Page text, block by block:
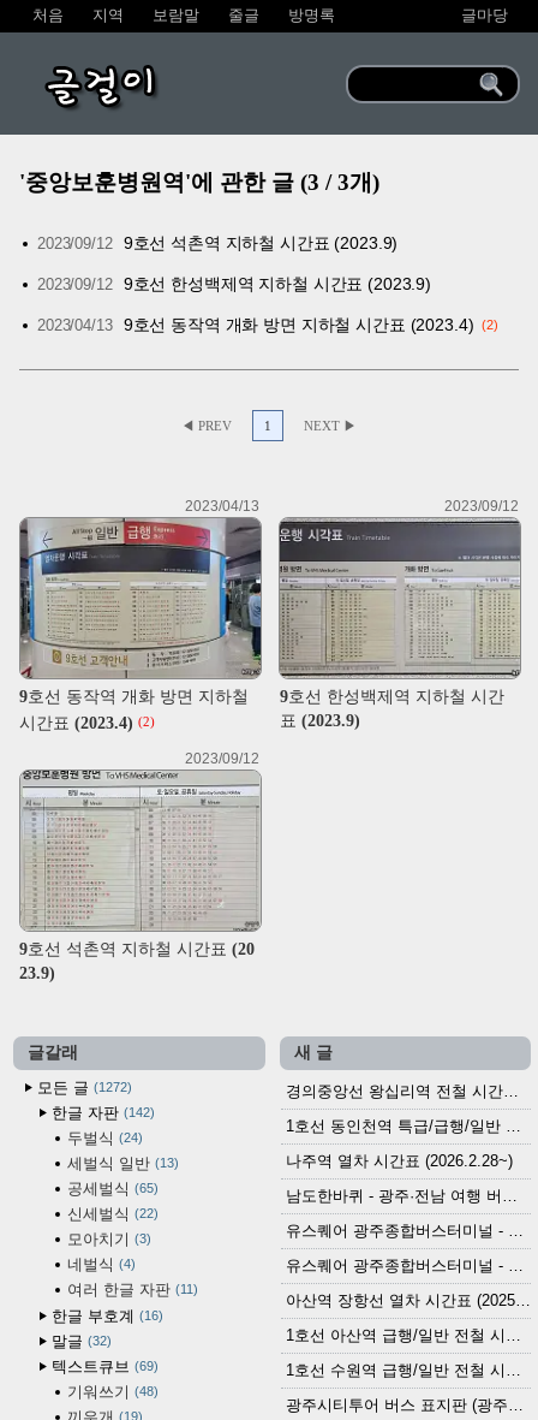
처음 지역 보람말 줄글 방명록 글마당
글걸이
'중앙보훈병원역'에 관한 글 (3 / 3개)
2023/09/12 9호선 석촌역 지하철 시간표 (2023.9)
2023/09/12 9호선 한성백제역 지하철 시간표 (2023.9)
2023/04/13 9호선 동작역 개화 방면 지하철 시간표 (2023.4) 2
◀ PREV 1 NEXT ▶
2023/04/13
9호선 동작역 개화 방면 지하철
시간표 (2023.4)(2)
2023/09/12
9호선 한성백제역 지하철 시간
표 (2023.9)
2023/09/12
9호선 석촌역 지하철 시간표 (20
23.9)
글갈래
모든 글
1272
한글 자판 142
두벌식 24
세벌식 일반 13
공세벌식 65
신세벌식 22
모아치기 3
네벌식 4
여러 한글 자판 11
한글 부호계 16
말글 32
텍스트큐브 69
기워쓰기 48
19
새 글
경의중앙선 왕십리역 전철 시간표 (2026.4.20~)
1호선 동인천역 특급/급행/일반 전철 시간표 (2026.2.28~)
나주역 열차 시간표 (2026.2.28~)
남도한바퀴 - 광주·전남 여행 버스 노선 (2026.3.1~5.31)
유스퀘어 광주종합버스터미널 - 곡성,순천／화순,보성,율포 방면 시외버스 시간표 (2026.1.31)
유스퀘어 광주종합버스터미널 - 담양, 순창, 남원, 무주, 장수, 거창, 대구 방면 시외버스 시간표 (2026...
아산역 장항선 열차 시간표 (2025.12.30 기준) (무궁화호, ITX-마음, 새마을호, 서해금빛열차)
1호선 아산역 급행/일반 전철 시간표 (2025.12.30~)
1호선 수원역 급행/일반 전철 시간표 (2025.12.30~)
광주시티투어 버스 표지판 (광주역 정류장) (2024?)